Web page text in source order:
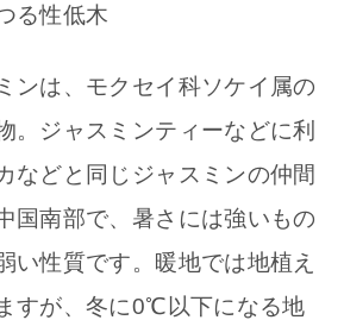
る性低木
ンは、モクセイ科ソケイ属の
。ジャスミンティーなどに利
などと同じジャスミンの仲間
国南部で、暑さには強いもの
い性質です。暖地では地植え
すが、冬に0℃以下になる地